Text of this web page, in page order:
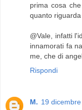
prima cosa
quanto
@Vale, infatti
innamorati fa
me, che di
Rispondi
M. 19